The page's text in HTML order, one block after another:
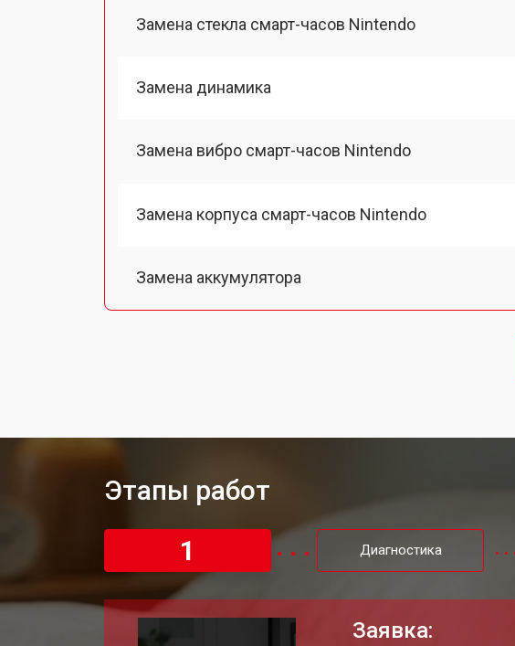
Замена стекла смарт-часов Nintendo
Замена динамика
Замена вибро смарт-часов Nintendo
Замена корпуса смарт-часов Nintendo
Замена аккумулятора
Замена кнопки включения
Замена Wi-Fi смарт-часов Nintendo
Этапы работ
1
Диагностика
Заявка: